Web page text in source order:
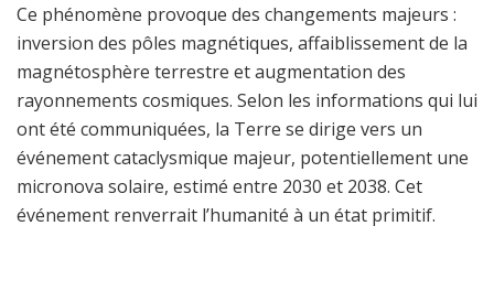
Ce phénomène provoque des changements majeurs :
inversion des pôles magnétiques, affaiblissement de la
magnétosphère terrestre et augmentation des
rayonnements cosmiques. Selon les informations qui lui
ont été communiquées, la Terre se dirige vers un
événement cataclysmique majeur, potentiellement une
micronova solaire, estimé entre 2030 et 2038. Cet
événement renverrait l’humanité à un état primitif.